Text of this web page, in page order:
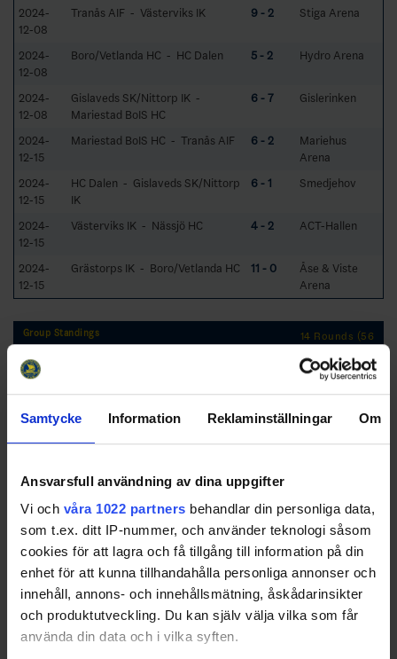
Samtycke Information Reklaminställningar Om
Ansvarsfull användning av dina uppgifter
Vi och våra 1022 partners behandlar din personliga data,
som t.ex. ditt IP-nummer, och använder teknologi såsom
cookies för att lagra och få tillgång till information på din
enhet för att kunna tillhandahålla personliga annonser och
innehåll, annons- och innehållsmätning, åskådarinsikter
och produktutveckling. Du kan själv välja vilka som får
använda din data och i vilka syften.
2024-
12-08
Tranås AIF - Västerviks IK 9 - 2 Stiga Arena
2024-
12-08
Boro/Vetlanda HC - HC Dalen 5 - 2 Hydro Arena
2024-
12-08
Gislaveds SK/Nittorp IK -
Mariestad BoIS HC
6 - 7 Gislerinken
2024-
12-15
Mariestad BoIS HC - Tranås AIF 6 - 2
Mariehus
Arena
2024-
12-15
HC Dalen - Gislaveds SK/Nittorp
IK
6 - 1 Smedjehov
2024-
12-15
Västerviks IK - Nässjö HC 4 - 2 ACT-Hallen
2024-
12-15
Grästorps IK - Boro/Vetlanda HC 11 - 0
Åse & Viste
Arena
Group Standings
14 Rounds (56
RK
TP
2 Tranås AIF 10 28
Grästorps IK
4
HC Dalen 14 6 2 6 -7
21
5
Västerviks IK 14 6 0 8 -4
18
6
Nässjö HC 14 5 1 8 0
16
7
Boro/Vetlanda HC 14 2 1 11 -45
7
Gislaveds
SK/Nittorp IK
14